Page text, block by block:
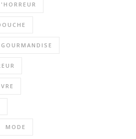
GOURMANDISE
MODE